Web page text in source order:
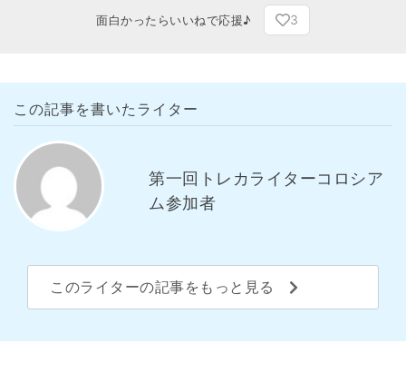
面白かったらいいねで応援♪ 3
この記事を書いたライター
第一回トレカライターコロシア
ム参加者
このライターの記事をもっと見る